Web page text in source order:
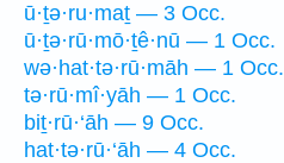
ū·ṯə·ru·maṯ — 3 Occ.
ū·ṯə·rū·mō·ṯê·nū — 1 Occ.
wə·hat·tə·rū·māh — 1 Occ.
tə·rū·mî·yāh — 1 Occ.
biṯ·rū·‘āh — 9 Occ.
hat·tə·rū·‘āh — 4 Occ.